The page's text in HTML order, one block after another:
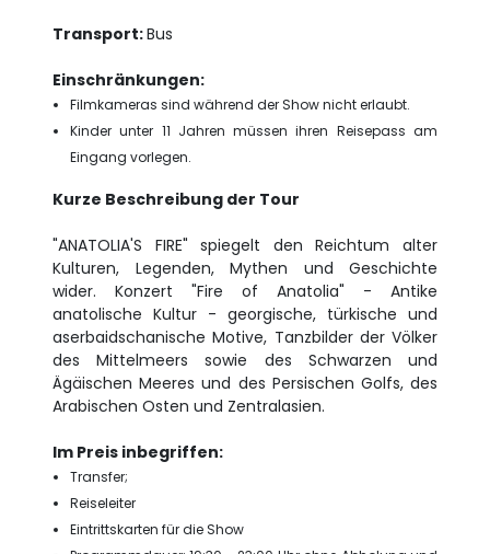
Transport:Bus
Einschränkungen:
Filmkameras sind während der Show nicht erlaubt.
Kinder unter 11 Jahren müssen ihren Reisepass am
Eingang vorlegen.
Kurze Beschreibung der Tour
"ANATOLIA'S FIRE" spiegelt den Reichtum alter
Kulturen, Legenden, Mythen und Geschichte
wider. Konzert "Fire of Anatolia" - Antike
anatolische Kultur - georgische, türkische und
aserbaidschanische Motive, Tanzbilder der Völker
des Mittelmeers sowie des Schwarzen und
Ägäischen Meeres und des Persischen Golfs, des
Arabischen Osten und Zentralasien.
Im Preis inbegriffen:
Transfer;
Reiseleiter
Eintrittskarten für die Show